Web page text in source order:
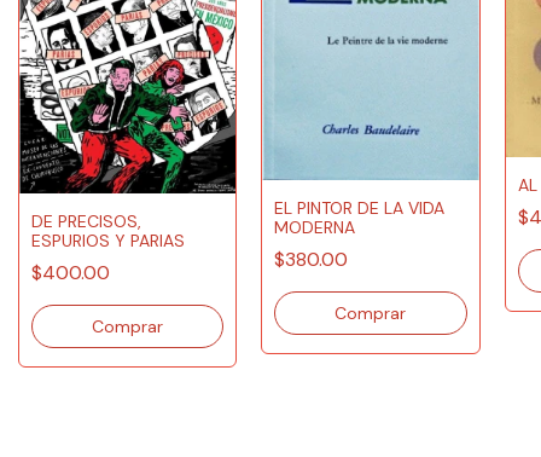
DE PRECISOS,
ESPURIOS Y PARIAS
$400.00
EL PINTOR DE LA VIDA
MODERNA
$380.00
AL